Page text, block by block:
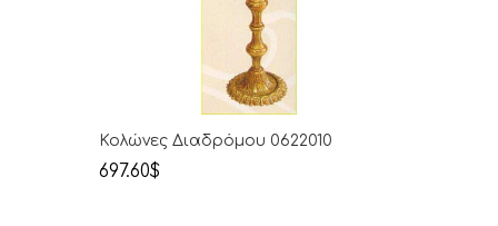
Κολώνες Διαδρόμου 0622010
697.60$